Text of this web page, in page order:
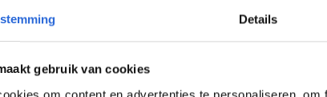
Details
gebruik van cookies